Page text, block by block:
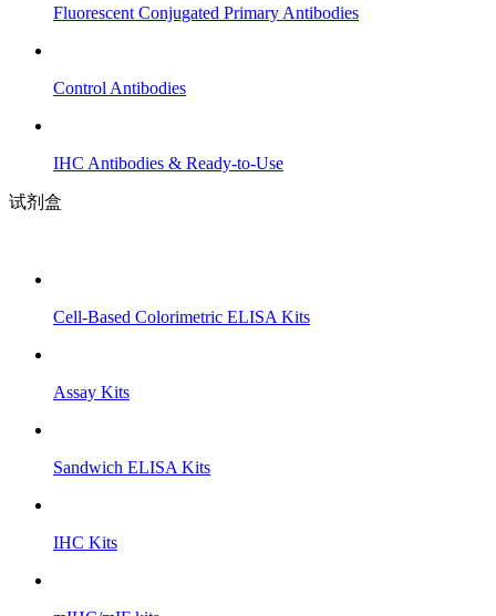
Fluorescent Conjugated Primary Antibodies
Control Antibodies
IHC Antibodies & Ready-to-Use
试剂盒
Cell-Based Colorimetric ELISA Kits
Assay Kits
Sandwich ELISA Kits
IHC Kits